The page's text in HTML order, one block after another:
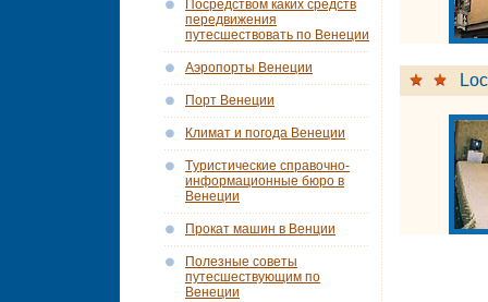
Посредством каких средств
передвижения
путесшествовать по Венеции
Аэропорты Венеции
Порт Венеции
Климат и погода Венеции
Tуристические справочно-
информационные бюро в
Венеции
Прокат машин в Венции
Полезные советы
путесшествующим по
Венеции